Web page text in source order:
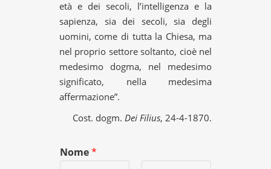
età e dei secoli, l’intelligenza e la
sapienza, sia dei secoli, sia degli
uomini, come di tutta la Chiesa, ma
nel proprio settore soltanto, cioè nel
medesimo dogma, nel medesimo
significato, nella medesima
affermazione”.
Cost. dogm. Dei Filius, 24-4-1870.
Nome*